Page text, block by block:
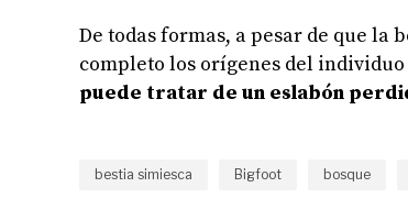
De todas formas, a pesar de que
completo los orígenes del
puede tratar de un eslabón
bestia simiesca Bigfoot bosque